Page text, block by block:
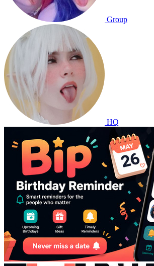
Group
HQ